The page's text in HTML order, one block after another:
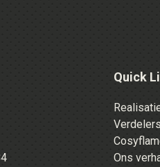
Quick
Verdelers
Ons